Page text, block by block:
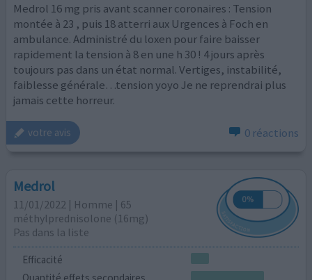
Medrol 16 mg pris avant scanner coronaires : Tension
montée à 23 , puis 18 atterri aux Urgences à Foch en
ambulance. Administré du loxen pour faire baisser
rapidement la tension à 8 en une h 30 ! 4 jours après
toujours pas dans un état normal. Vertiges, instabilité,
faiblesse générale…tension yoyo Je ne reprendrai plus
jamais cette horreur.
votre avis 0 réactions
Medrol
11/01/2022 | Homme | 65
méthylprednisolone (16mg)
Pas dans la liste
Efficacité